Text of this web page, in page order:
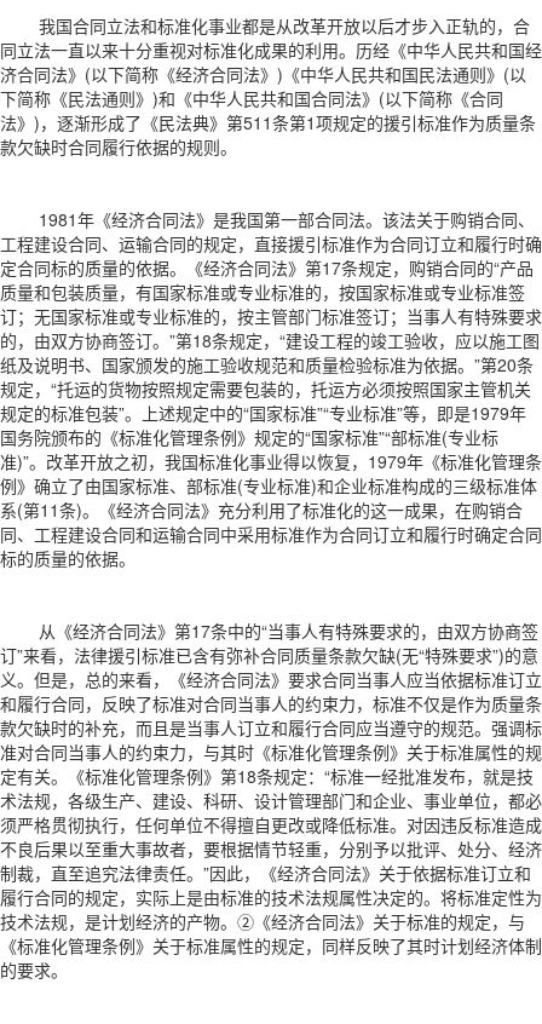
我国合同立法和标准化事业都是从改革开放以后才步入正轨的，合
同立法一直以来十分重视对标准化成果的利用。历经《中华人民共和国经
济合同法》(以下简称《经济合同法》)《中华人民共和国民法通则》(以
下简称《民法通则》)和《中华人民共和国合同法》(以下简称《合同
法》)，逐渐形成了《民法典》第511条第1项规定的援引标准作为质量条
款欠缺时合同履行依据的规则。
1981年《经济合同法》是我国第一部合同法。该法关于购销合同、
工程建设合同、运输合同的规定，直接援引标准作为合同订立和履行时确
定合同标的质量的依据。《经济合同法》第17条规定，购销合同的“产品
质量和包装质量，有国家标准或专业标准的，按国家标准或专业标准签
订；无国家标准或专业标准的，按主管部门标准签订；当事人有特殊要求
的，由双方协商签订。”第18条规定，“建设工程的竣工验收，应以施工图
纸及说明书、国家颁发的施工验收规范和质量检验标准为依据。”第20条
规定，“托运的货物按照规定需要包装的，托运方必须按照国家主管机关
规定的标准包装”。上述规定中的“国家标准”“专业标准”等，即是1979年
国务院颁布的《标准化管理条例》规定的“国家标准”“部标准(专业标
准)”。改革开放之初，我国标准化事业得以恢复，1979年《标准化管理条
例》确立了由国家标准、部标准(专业标准)和企业标准构成的三级标准体
系(第11条)。《经济合同法》充分利用了标准化的这一成果，在购销合
同、工程建设合同和运输合同中采用标准作为合同订立和履行时确定合同
标的质量的依据。
从《经济合同法》第17条中的“当事人有特殊要求的，由双方协商签
订”来看，法律援引标准已含有弥补合同质量条款欠缺(无“特殊要求”)的意
义。但是，总的来看，《经济合同法》要求合同当事人应当依据标准订立
和履行合同，反映了标准对合同当事人的约束力，标准不仅是作为质量条
款欠缺时的补充，而且是当事人订立和履行合同应当遵守的规范。强调标
准对合同当事人的约束力，与其时《标准化管理条例》关于标准属性的规
定有关。《标准化管理条例》第18条规定：“标准一经批准发布，就是技
术法规，各级生产、建设、科研、设计管理部门和企业、事业单位，都必
须严格贯彻执行，任何单位不得擅自更改或降低标准。对因违反标准造成
不良后果以至重大事故者，要根据情节轻重，分别予以批评、处分、经济
制裁，直至追究法律责任。”因此，《经济合同法》关于依据标准订立和
履行合同的规定，实际上是由标准的技术法规属性决定的。将标准定性为
技术法规，是计划经济的产物。②《经济合同法》关于标准的规定，与
《标准化管理条例》关于标准属性的规定，同样反映了其时计划经济体制
的要求。